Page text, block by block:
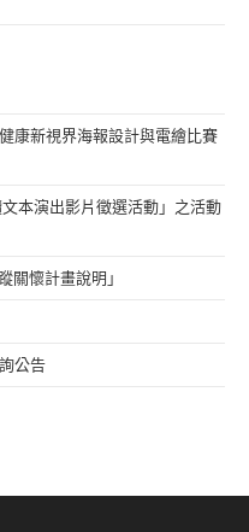
康新視界海報設計與電繪比賽
本演出影片徵選活動」之活動
關懷計畫說明」
公告